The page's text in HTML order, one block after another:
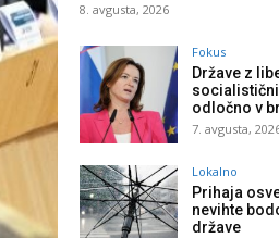
8. avgusta, 2026
Fokus
Države z
odločno v
7. avgusta,
Lokalno
Prihaja
nevihte
države